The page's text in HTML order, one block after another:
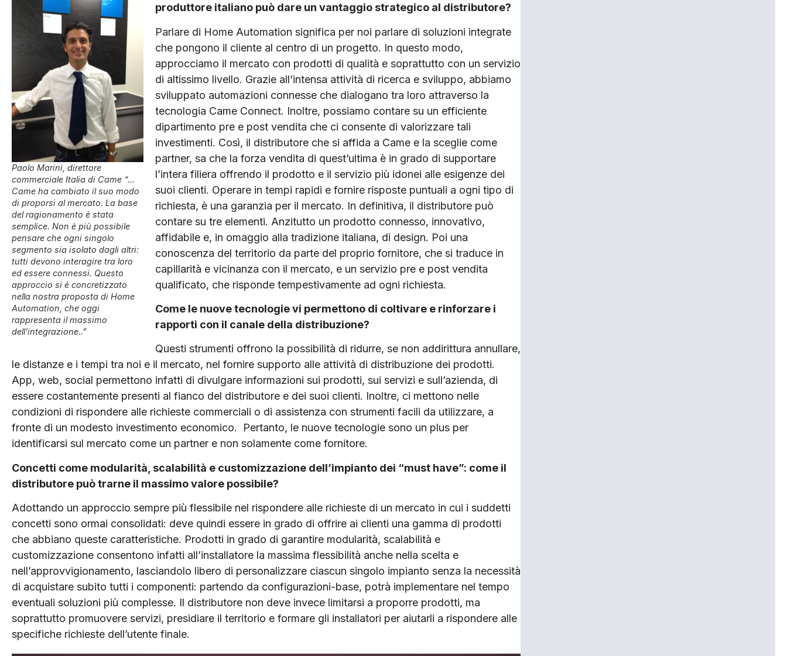
Paolo Marini, direttore
commerciale Italia di Came “…
Came ha cambiato il suo modo
di proporsi al mercato. La base
del ragionamento è stata
semplice. Non è più possibile
pensare che ogni singolo
segmento sia isolato dagli altri:
tutti devono interagire tra loro
ed essere connessi. Questo
approccio si è concretizzato
nella nostra proposta di Home
Automation, che oggi
rappresenta il massimo
dell’integrazione..”
produttore italiano può dare un vantaggio strategico al distributore?
Parlare di Home Automation significa per noi parlare di soluzioni integrate
che pongono il cliente al centro di un progetto. In questo modo,
approcciamo il mercato con prodotti di qualità e soprattutto con un servizio
di altissimo livello. Grazie all’intensa attività di ricerca e sviluppo, abbiamo
sviluppato automazioni connesse che dialogano tra loro attraverso la
tecnologia Came Connect. Inoltre, possiamo contare su un efficiente
dipartimento pre e post vendita che ci consente di valorizzare tali
investimenti. Così, il distributore che si affida a Came e la sceglie come
partner, sa che la forza vendita di quest’ultima è in grado di supportare
l’intera filiera offrendo il prodotto e il servizio più idonei alle esigenze dei
suoi clienti. Operare in tempi rapidi e fornire risposte puntuali a ogni tipo di
richiesta, è una garanzia per il mercato. In definitiva, il distributore può
contare su tre elementi. Anzitutto un prodotto connesso, innovativo,
affidabile e, in omaggio alla tradizione italiana, di design. Poi una
conoscenza del territorio da parte del proprio fornitore, che si traduce in
capillarità e vicinanza con il mercato, e un servizio pre e post vendita
qualificato, che risponde tempestivamente ad ogni richiesta.
Come le nuove tecnologie vi permettono di coltivare e rinforzare i
rapporti con il canale della distribuzione?
Questi strumenti offrono la possibilità di ridurre, se non addirittura annullare,
le distanze e i tempi tra noi e il mercato, nel fornire supporto alle attività di distribuzione dei prodotti.
App, web, social permettono infatti di divulgare informazioni sui prodotti, sui servizi e sull’azienda, di
essere costantemente presenti al fianco del distributore e dei suoi clienti. Inoltre, ci mettono nelle
condizioni di rispondere alle richieste commerciali o di assistenza con strumenti facili da utilizzare, a
fronte di un modesto investimento economico. Pertanto, le nuove tecnologie sono un plus per
identificarsi sul mercato come un partner e non solamente come fornitore.
Concetti come modularità, scalabilità e customizzazione dell’impianto dei “must have”: come il
distributore può trarne il massimo valore possibile?
Adottando un approccio sempre più flessibile nel rispondere alle richieste di un mercato in cui i suddetti
concetti sono ormai consolidati: deve quindi essere in grado di offrire ai clienti una gamma di prodotti
che abbiano queste caratteristiche. Prodotti in grado di garantire modularità, scalabilità e
customizzazione consentono infatti all’installatore la massima flessibilità anche nella scelta e
nell’approvvigionamento, lasciandolo libero di personalizzare ciascun singolo impianto senza la necessità
di acquistare subito tutti i componenti: partendo da configurazioni-base, potrà implementare nel tempo
eventuali soluzioni più complesse. Il distributore non deve invece limitarsi a proporre prodotti, ma
soprattutto promuovere servizi, presidiare il territorio e formare gli installatori per aiutarli a rispondere alle
specifiche richieste dell’utente finale.